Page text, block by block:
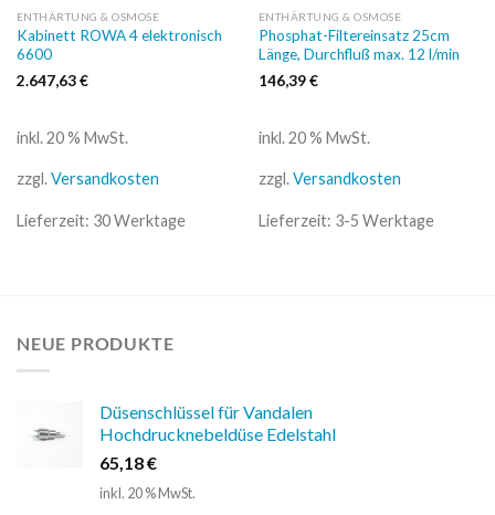
ENTHÄRTUNG & OSMOSE
Kabinett ROWA 4 elektronisch
6600
2.647,63€
inkl. 20 % MwSt.
zzgl.Versandkosten
Lieferzeit: 30 Werktage
ENTHÄRTUNG & OSMOSE
Phosphat-Filtereinsatz 25cm
Länge, Durchfluß max. 12 l/min
146,39€
inkl. 20 % MwSt.
zzgl.Versandkosten
Lieferzeit: 3-5 Werktage
NEUE PRODUKTE
Düsenschlüssel für Vandalen
Hochdrucknebeldüse Edelstahl
65,18€
inkl. 20 % MwSt.